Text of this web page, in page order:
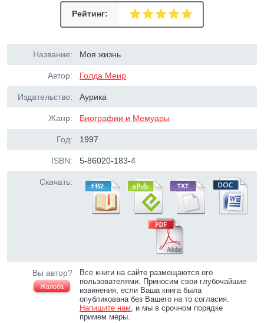
Рейтинг:
Название: Моя жизнь
Автор: Голда Меир
Издательство: Аурика
Жанр: Биографии и Мемуары
Год: 1997
ISBN: 5-86020-183-4
Скачать:
Вы автор?
Жалоба
Все книги на сайте размещаются его
пользователями. Приносим свои глубочайшие
извинения, если Ваша книга была
опубликована без Вашего на то согласия.
Напишите нам, и мы в срочном порядке
примем меры.